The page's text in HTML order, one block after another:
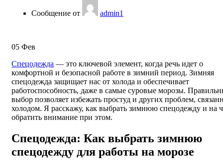
Сообщение от admin1
05 Фев
Спецодежда — это ключевой элемент, когда речь идет о
комфортной и безопасной работе в зимний период. Зимняя
спецодежда защищает нас от холода и обеспечивает
работоспособность, даже в самые суровые морозы.
выбор позволяет избежать простуд и других проблем,
холодом. Я расскажу, как выбрать зимнюю спецодежду и на
обратить внимание при этом.
Спецодежда: Как выбрать зимнюю
спецодежду для работы на морозе